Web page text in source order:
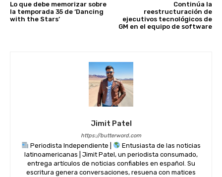
Lo que debe memorizar sobre
la temporada 35 de ‘Dancing
with the Stars’
Continúa la
reestructuración de
ejecutivos tecnológicos de
GM en el equipo de software
Jimit Patel
https://butterword.com
Periodista Independiente |
Entusiasta de las noticias
latinoamericanas | Jimit Patel, un periodista consumado,
entrega artículos de noticias confiables en español. Su
escritura genera conversaciones, resuena con matices